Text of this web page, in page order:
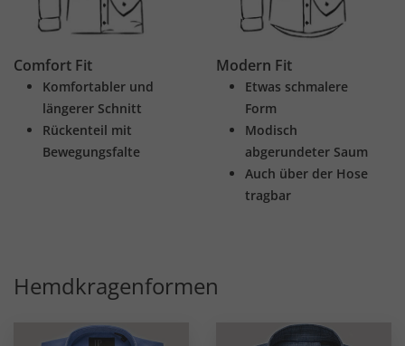
Comfort Fit
Komfortabler und
längerer Schnitt
Rückenteil mit
Bewegungsfalte
Modern Fit
Etwas schmalere
Form
Modisch
abgerundeter Saum
Auch über der Hose
tragbar
Hemdkragenformen